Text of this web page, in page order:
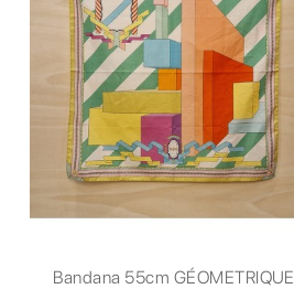
Bandana 55cm GÉOMETRIQUE